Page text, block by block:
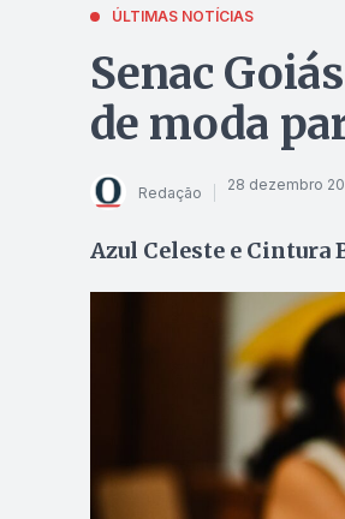
ÚLTIMAS NOTÍCIAS
Senac
de moda
Redação 28 dezembro
Azul Celeste e